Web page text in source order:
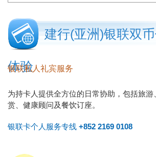
建行(亚洲)银联双
体验
银联私人礼宾服务
为持卡人提供全方位的日常协助，包括旅
赏、健康顾问及餐饮订座。
银联卡个人服务专线 +852 2169 0108